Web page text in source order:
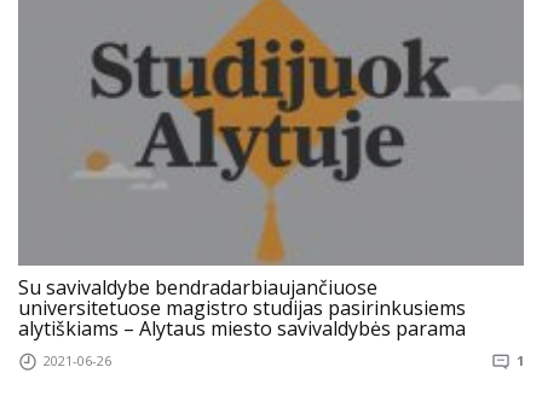
Su savivaldybe bendradarbiaujančiuose
universitetuose magistro studijas pasirinkusiems
alytiškiams – Alytaus miesto savivaldybės parama
2021-06-26 1